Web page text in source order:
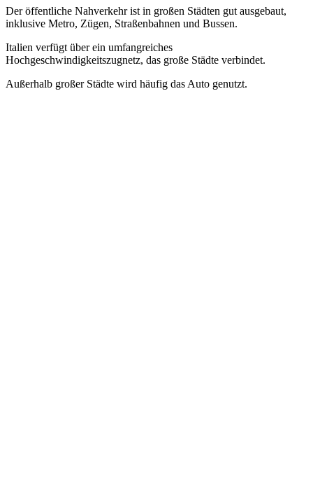
Der öffentliche Nahverkehr ist in großen Städten gut ausgebaut,
inklusive Metro, Zügen, Straßenbahnen und Bussen.
Italien verfügt über ein umfangreiches
Hochgeschwindigkeitszugnetz, das große Städte verbindet.
Außerhalb großer Städte wird häufig das Auto genutzt.